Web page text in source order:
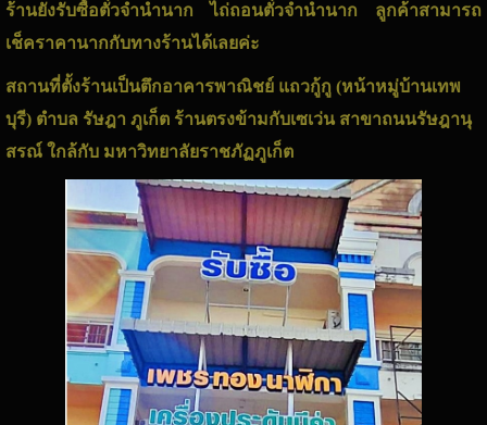
ร้านยังรับซื้อตั๋วจำนำนาก ไถ่ถอนตั๋วจำนำนาก ลูกค้าสามารถ
เช็คราคานากกับทางร้านได้เลยค่ะ
สถานที่ตั้งร้านเป็นตึกอาคารพาณิชย์ แถวกู้กู (หน้าหมู่บ้านเทพ
บุรี) ตำบล รัษฎา ภูเก็ต ร้านตรงข้ามกับเซเว่น สาขาถนนรัษฎานุ
สรณ์ ใกล้กับ มหาวิทยาลัยราชภัฏภูเก็ต